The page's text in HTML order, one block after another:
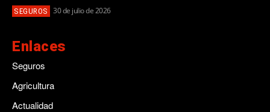
SEGUROS 30 de julio de 2026
Enlaces
Seguros
Agricultura
Actualidad